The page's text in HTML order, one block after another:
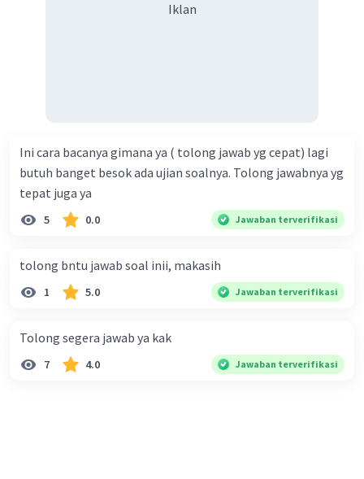
Iklan
Ini cara bacanya gimana ya ( tolong jawab yg cepat) lagi
butuh banget besok ada ujian soalnya. Tolong jawabnya yg
tepat juga ya
5 0.0 Jawaban terverifikasi
tolong bntu jawab soal inii, makasih
1 5.0 Jawaban terverifikasi
Tolong segera jawab ya kak
7 4.0 Jawaban terverifikasi